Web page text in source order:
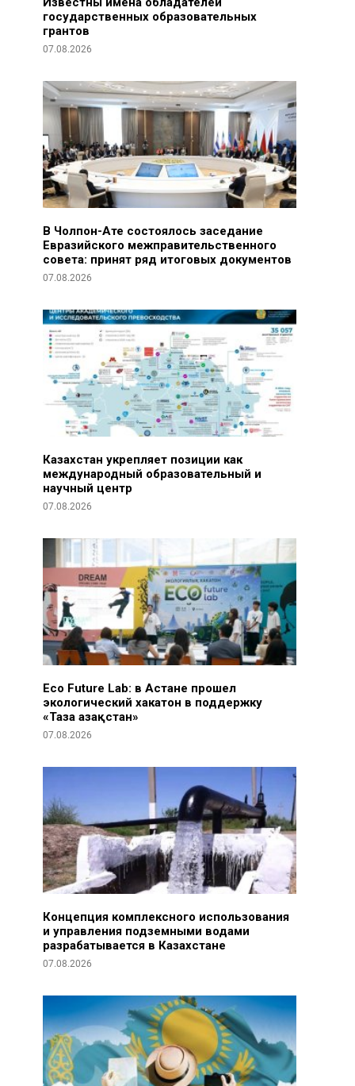
государственных образовательных
грантов
07.08.2026
В Чолпон-Ате состоялось заседание
Евразийского межправительственного
совета: принят ряд итоговых документов
07.08.2026
Казахстан укрепляет позиции как
международный образовательный и
научный центр
07.08.2026
Eco Future Lab: в Астане прошел
экологический хакатон в поддержку
«Таза Қазақстан»
07.08.2026
Концепция комплексного использования
и управления подземными водами
разрабатывается в Казахстане
07.08.2026